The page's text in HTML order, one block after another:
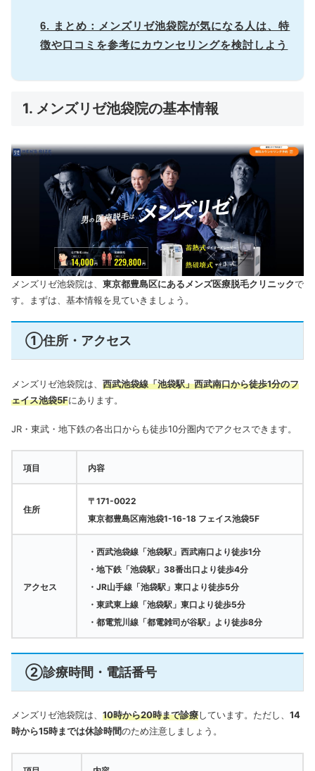
6. まとめ：メンズリゼ池袋院が気になる人は、特
徴や口コミを参考にカウンセリングを検討しよう
1. メンズリゼ池袋院の基本情報
メンズリゼ池袋院は、 東京都豊島区にあるメンズ医療脱毛クリニックで
す。
まずは、基本情報を見ていきましょう。
①住所・アクセス
メンズリゼ池袋院は、 西武池袋線「池袋駅」西武南口から徒歩1分のフ
ェイス池袋5Fにあります。
JR・東武・地下鉄の各出口からも徒歩10分圏内でアクセスできます。
項目 内容
住所
〒171-0022
東京都豊島区南池袋1-16-18 フェイス池袋5F
アクセス
・西武池袋線「池袋駅」西武南口より徒歩1分
・地下鉄「池袋駅」38番出口より徒歩4分
・JR山手線「池袋駅」東口より徒歩5分
・東武東上線「池袋駅」東口より徒歩5分
・都電荒川線「都電雑司が谷駅」より徒歩8分
②診療時間・電話番号
メンズリゼ池袋院は、 10時から20時まで診療しています。 ただし、 14
時から15時までは休診時間のため注意しましょう。